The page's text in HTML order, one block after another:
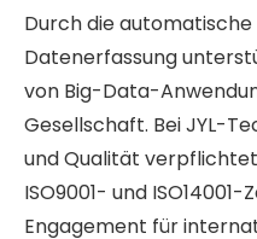
Durch die
Datenerfassung
von Big-Data-
Gesellschaft. Bei JYL-
und Qualität
ISO9001- und
Engagement für